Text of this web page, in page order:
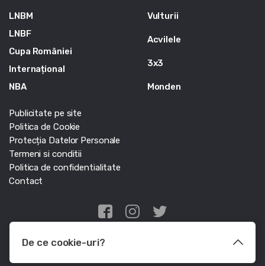
LNBM
LNBF
Cupa României
Internațional
NBA
Vulturii
Acvilele
3x3
Monden
Publicitate pe site
Politica de Cookie
Protecția Datelor Personale
Termeni si conditii
Politica de confidentialitate
Contact
Edris Digital Agency
De ce cookie-uri?